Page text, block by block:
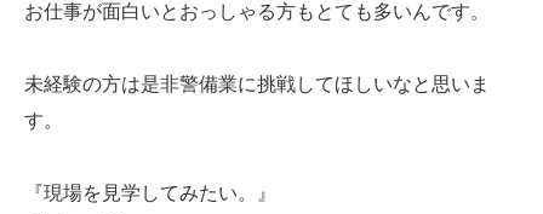
お仕事が面白いとおっしゃる方もとても多いんです。
未経験の方は是非警備業に挑戦してほしいなと思いま
す。
『現場を見学してみたい。』